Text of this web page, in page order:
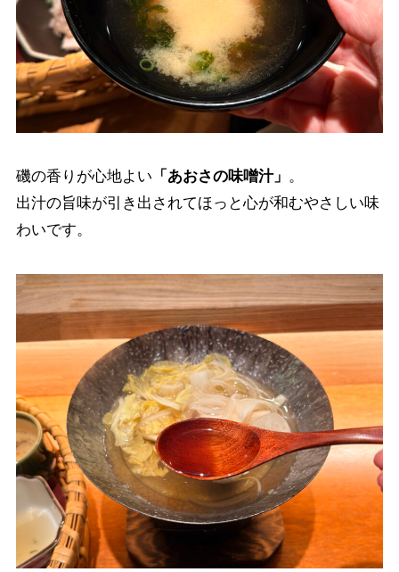
磯の香りが心地よい 「あおさの味噌汁」 。
出汁の旨味が引き出されてほっと心が和むやさしい味
わいです。